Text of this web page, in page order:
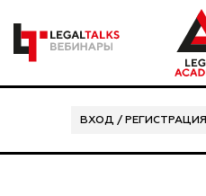
ВХОД / РЕГИСТРАЦИЯ